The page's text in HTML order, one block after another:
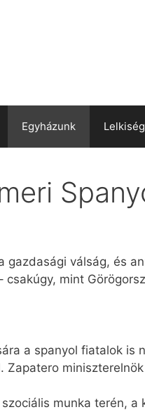
Egyházunk Lelkiség
gazdasági válság, és
csakúgy, mint
a spanyol fiatalok is
Zapatero
munka terén,